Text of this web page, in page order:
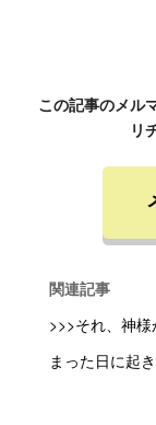
この記事のメル
リ
関連記事
>>>それ、神
まった日に起